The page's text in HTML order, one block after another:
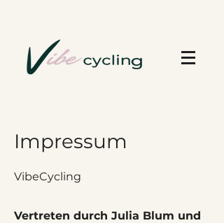
Impressum
VibeCycling
Vertreten durch Julia Blum und